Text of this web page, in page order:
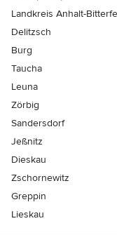
Landkreis Anhalt-
Delitzsch
Burg
Taucha
Leuna
Zörbig
Sandersdorf
Jeßnitz
Dieskau
Zschornewitz
Greppin
Lieskau